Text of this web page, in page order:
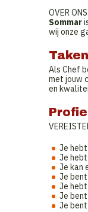
OVER ONS:
Sommar
wij onze
Taken
Als Chef
met jouw
en
Profiel
Je
Je
Je kan
Je
Je hebt
Je
Je